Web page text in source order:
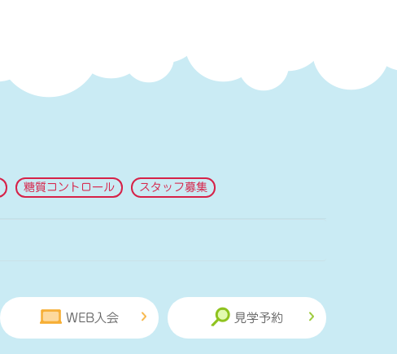
糖質コントロール スタッフ募集
WEB入会 見学予約